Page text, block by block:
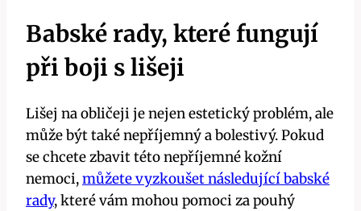
Babské rady, které fungují
při boji ⁤s lišeji
Lišej na obličeji je nejen estetický problém, ale
může‍ být také nepříjemný a bolestivý. Pokud
se ⁢chcete zbavit této nepříjemné kožní
nemoci,můžete vyzkoušet následující babské
rady, které vám mohou pomoci za pouhý